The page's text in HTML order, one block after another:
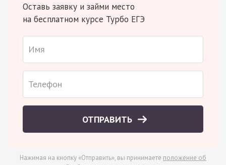
Оставь заявку и займи место
на бесплатном курсе Турбо ЕГЭ
ОТПРАВИТЬ
Нажимая на кнопку «Отправить», вы принимаете положение об